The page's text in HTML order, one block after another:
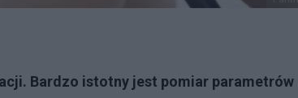
Bardzo istotny jest pomiar parametrów